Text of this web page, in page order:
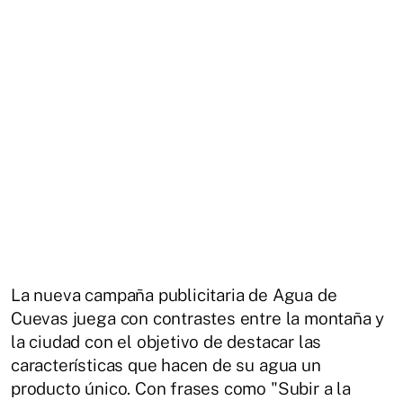
La nueva campaña publicitaria de Agua de
Cuevas juega con contrastes entre la montaña y
la ciudad con el objetivo de destacar las
características que hacen de su agua un
producto único. Con frases como "Subir a la